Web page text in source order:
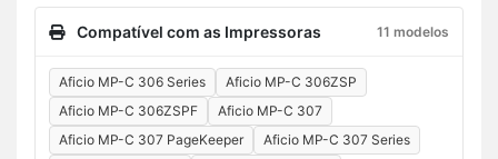
Compatível com as Impressoras 11 modelos
Aficio MP-C 306 Series
Aficio MP-C 306ZSP
Aficio MP-C 306ZSPF
Aficio MP-C 307
Aficio MP-C 307 PageKeeper
Aficio MP-C 307 Series